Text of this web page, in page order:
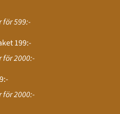
599:-
199:-
2000:-
2000:-